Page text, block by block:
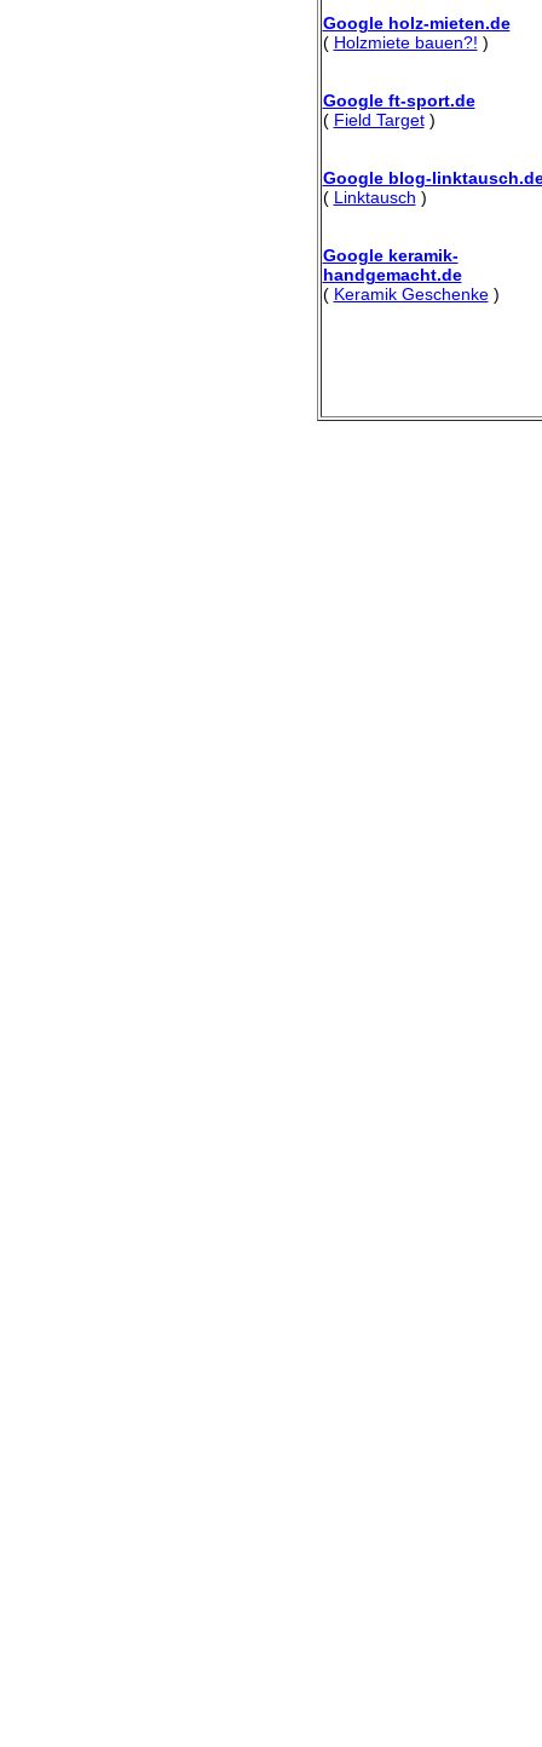
Google holz-mieten.de
( Holzmiete bauen?! )
Google ft-sport.de
( Field Target)
Google blog-
( Linktausch )
Google keramik-
handgemacht.de
( Keramik Geschenke)